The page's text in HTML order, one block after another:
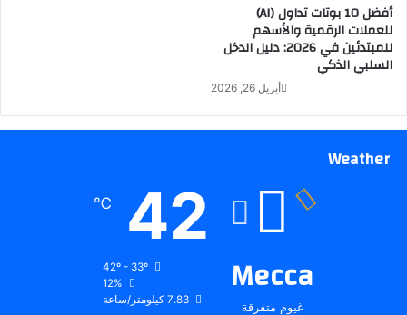
أفضل 10 بوتات تداول (AI)
للعملات الرقمية والأسهم
للمبتدئين في 2026: دليل الدخل
السلبي الذكي
أبريل 26, 2026
Weather
Mecca
غيوم متفرقة
42
℃
12%
7.83 كيلومتر/ساعة